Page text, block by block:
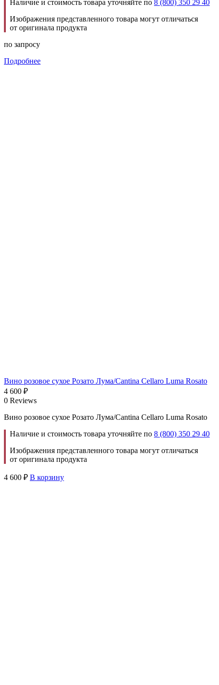
Наличие и стоимость товара уточняйте по 8 (800) 350 29 40
Изображения представленного товара могут отличаться
от оригинала продукта
по запросу
Подробнее
Вино розовое сухое Розато Лума/Cantina Cellaro Luma Rosato
4 600 ₽
0 Reviews
Вино розовое сухое Розато Лума/Cantina Cellaro Luma Rosato
Наличие и стоимость товара уточняйте по 8 (800) 350 29 40
Изображения представленного товара могут отличаться
от оригинала продукта
4 600 ₽ В корзину